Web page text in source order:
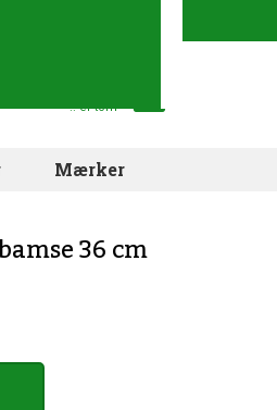
.. er tom
Mærker
36 cm